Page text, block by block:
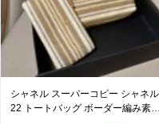
シャネル スーパーコピー シャネル
22 トートバッグ ボーダー編み素材